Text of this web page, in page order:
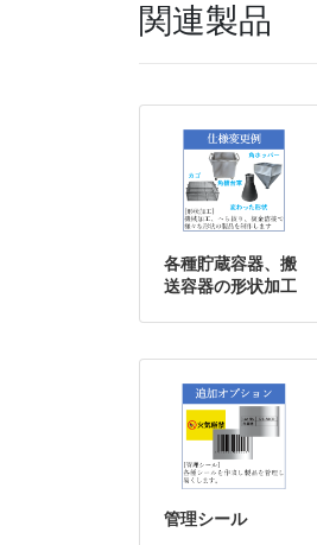
関連製品
各種貯蔵容器、搬
送容器の形状加工
管理シール